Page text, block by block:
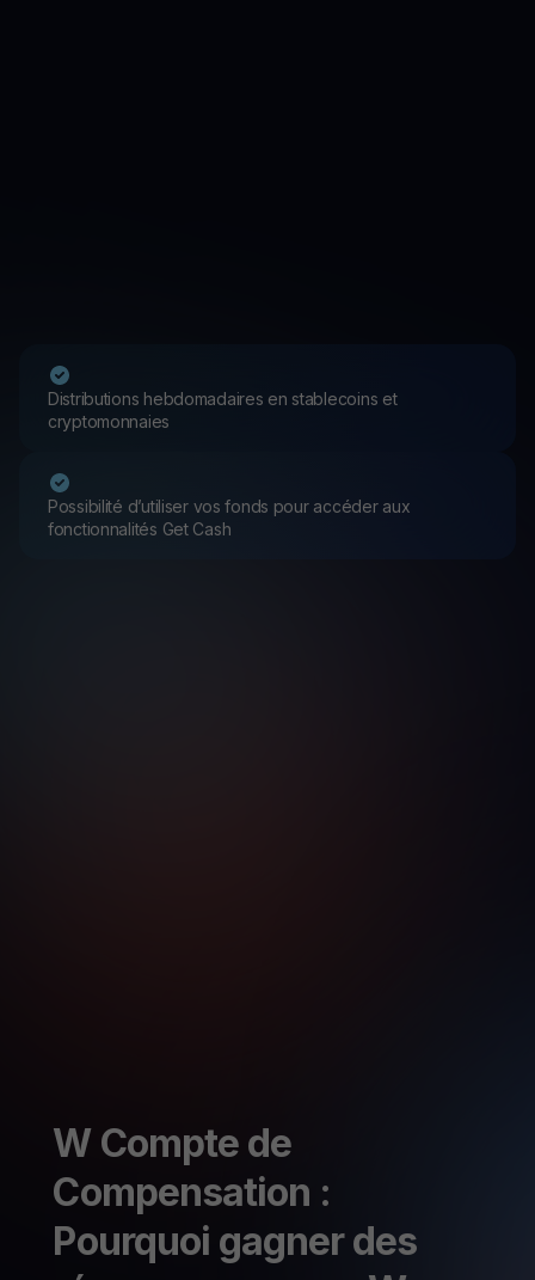
Distributions hebdomadaires en stablecoins et
cryptomonnaies
Possibilité d’utiliser vos fonds pour accéder aux
fonctionnalités Get Cash
W Compte de
Compensation :
Pourquoi gagner des